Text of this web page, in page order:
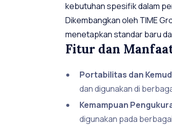
kebutuhan spesifik dalam
Dikembangkan oleh TIME
menetapkan standar baru
Fitur dan
Portabilitas dan
dan digunakan di
Kemampuan
digunakan pada